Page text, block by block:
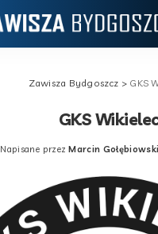
Zawisza Bydgoszcz > GKS
GKS
Posted
Napisane przez Marcin